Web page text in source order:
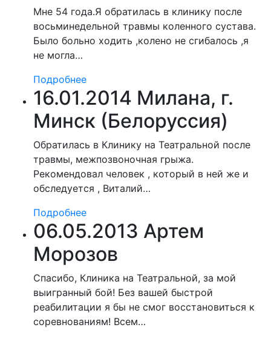
Мне 54 года.Я обратилась в клинику после
восьминедельной травмы коленного сустава.
Было больно ходить ,колено не сгибалось ,я
не могла…
Подробнее
16.01.2014 Милана, г.
Минск (Белоруссия)
Обратилась в Клинику на Театральной после
травмы, межпозвоночная грыжа.
Рекомендовал человек , который в ней же и
обследуется , Виталий…
Подробнее
06.05.2013 Артем
Морозов
Спасибо, Клиника на Театральной, за мой
выигранный бой! Без вашей быстрой
реабилитации я бы не смог восстановиться к
соревнованиям! Всем…